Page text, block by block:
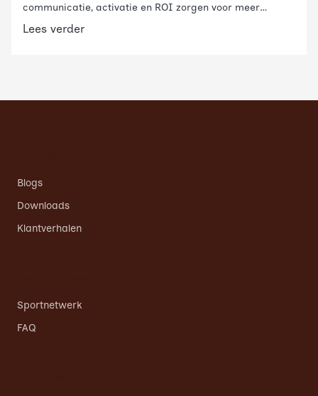
communicatie, activatie en ROI zorgen voor meer
deelname en impact binnen jouw organisatie.
Lees verder
Blogs
Downloads
Klantverhalen
Sportnetwerk
FAQ